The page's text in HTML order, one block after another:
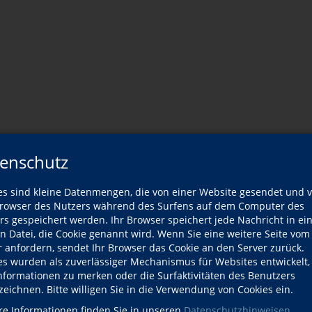
sind kleine Datenmengen, die von einer Website gesendet und
des Nutzers während des Surfens auf dem Computer des
gespeichert werden. Ihr Browser speichert jede Nachricht in
Datei, die Cookie genannt wird. Wenn Sie eine weitere Seite vom
anfordern, sendet Ihr Browser das Cookie an den Server zurück.
wurden als zuverlässiger Mechanismus für Websites
zu merken oder die Surfaktivitäten des Benutzers
Bitte willigen Sie in die Verwendung von Cookies ein.
Dozentin
Wann?
Mi., 09.09.2026
Mo., 14.09.2026